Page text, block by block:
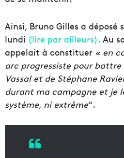
Ainsi, Bruno Gilles a déposé
lundi (lire par ailleurs). Au
appelait à constituer « en
arc progressiste pour
Vassal et de Stéphane
durant ma campagne et je
système, ni extrême“.